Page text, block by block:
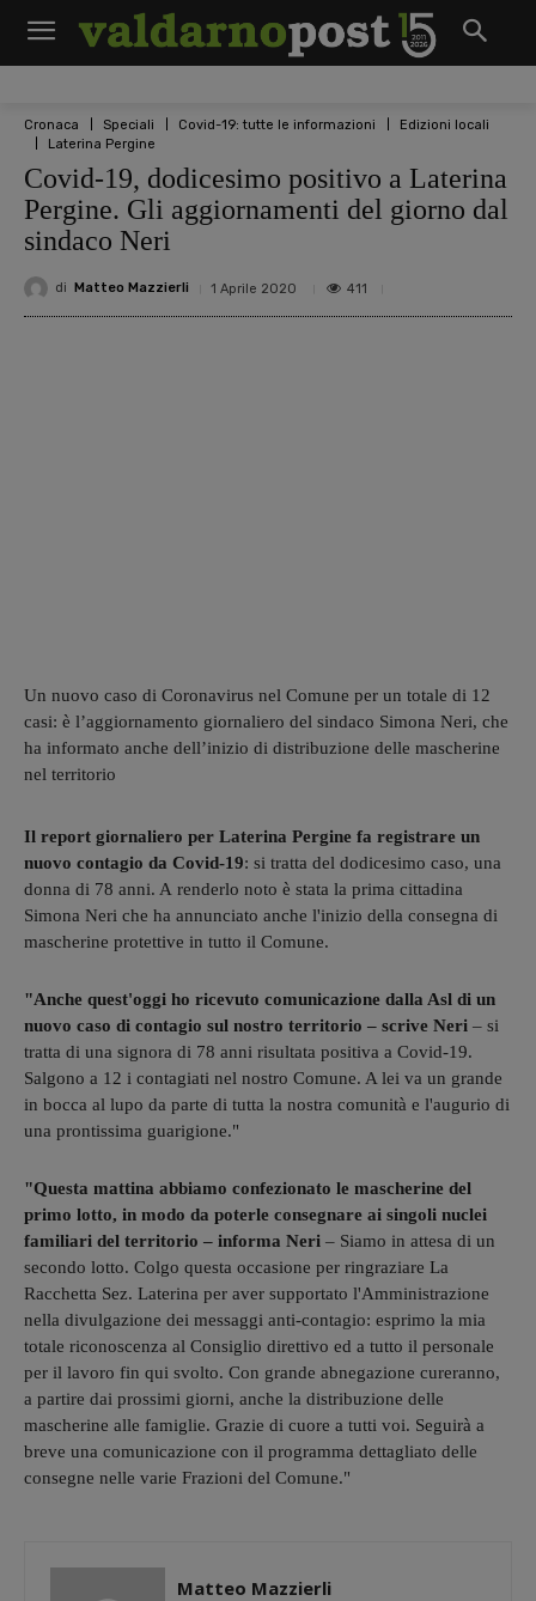
Cronaca Speciali Covid-19: tutte le informazioni
Edizioni locali
Laterina Pergine
Covid-19, dodicesimo positivo a Laterina
Pergine. Gli aggiornamenti del giorno dal
sindaco Neri
di Matteo Mazzierli 1 Aprile 2020 411
Un nuovo caso di Coronavirus nel Comune per un totale di 12
casi: è l’aggiornamento giornaliero del sindaco Simona Neri, che
ha informato anche dell’inizio di distribuzione delle mascherine
nel territorio
Il report giornaliero per Laterina Pergine fa registrare un
nuovo contagio da Covid-19: si tratta del dodicesimo caso, una
donna di 78 anni. A renderlo noto è stata la prima cittadina
Simona Neri che ha annunciato anche l'inizio della consegna di
mascherine protettive in tutto il Comune.
"Anche quest'oggi ho ricevuto comunicazione dalla Asl di un
nuovo caso di contagio sul nostro territorio – scrive Neri – si
tratta di una signora di 78 anni risultata positiva a Covid-19.
Salgono a 12 i contagiati nel nostro Comune. A lei va un grande
in bocca al lupo da parte di tutta la nostra comunità e l'augurio di
una prontissima guarigione."
"Questa mattina abbiamo confezionato le mascherine del
primo lotto, in modo da poterle consegnare ai singoli nuclei
familiari del territorio – informa Neri – Siamo in attesa di un
secondo lotto. Colgo questa occasione per ringraziare La
Racchetta Sez. Laterina per aver supportato l'Amministrazione
nella divulgazione dei messaggi anti-contagio: esprimo la mia
totale riconoscenza al Consiglio direttivo ed a tutto il personale
per il lavoro fin qui svolto. Con grande abnegazione cureranno,
a partire dai prossimi giorni, anche la distribuzione delle
mascherine alle famiglie. Grazie di cuore a tutti voi. Seguirà a
breve una comunicazione con il programma dettagliato delle
consegne nelle varie Frazioni del Comune."
Matteo Mazzierli